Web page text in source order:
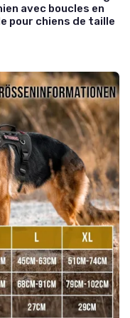
avec boucles en
pour chiens de taille